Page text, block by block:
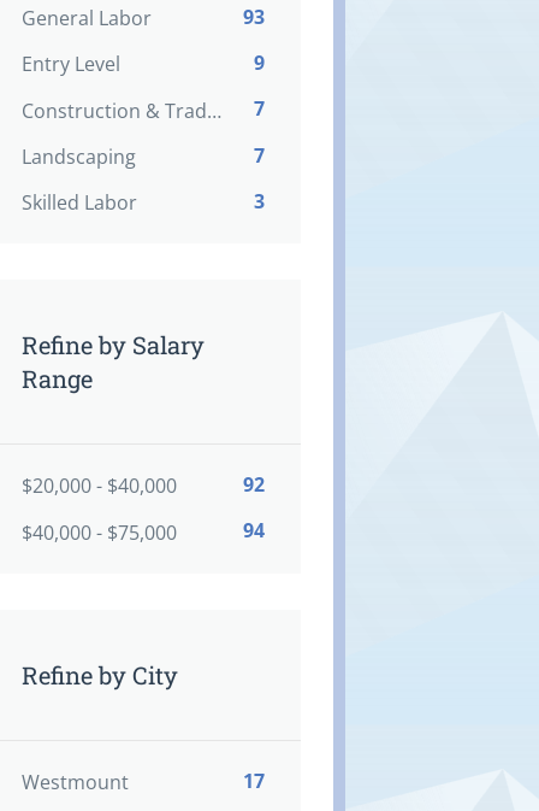
General Labor
93
Entry Level
9
Construction & Trades
7
Landscaping
7
Skilled Labor
3
Refine by Salary
Range
$20,000 - $40,000
92
$40,000 - $75,000
94
Refine by City
Westmount
17